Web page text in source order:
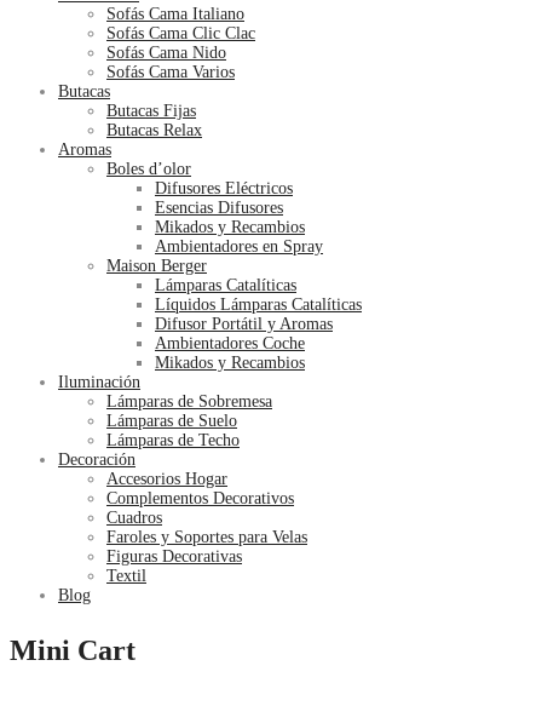
Sofás Cama Italiano
Sofás Cama Clic Clac
Sofás Cama Nido
Sofás Cama Varios
Butacas
Butacas Fijas
Butacas Relax
Aromas
Boles d’olor
Difusores Eléctricos
Esencias Difusores
Mikados y Recambios
Ambientadores en Spray
Maison Berger
Lámparas Catalíticas
Líquidos Lámparas Catalíticas
Difusor Portátil y Aromas
Ambientadores Coche
Mikados y Recambios
Iluminación
Lámparas de Sobremesa
Lámparas de Suelo
Lámparas de Techo
Decoración
Accesorios Hogar
Complementos Decorativos
Cuadros
Faroles y Soportes para Velas
Figuras Decorativas
Textil
Blog
Mini Cart